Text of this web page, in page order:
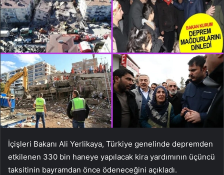
İçişleri Bakanı Ali Yerlikaya, Türkiye genelinde depremden
etkilenen 330 bin haneye yapılacak kira yardımının üçüncü
taksitinin bayramdan önce ödeneceğini açıkladı.